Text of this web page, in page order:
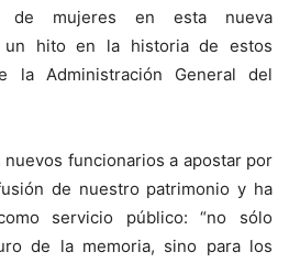
de mujeres en esta nueva
un hito en la historia de estos
la Administración General del
nuevos funcionarios a apostar por
de nuestro patrimonio y ha
servicio público: “no sólo
de la memoria, sino para los